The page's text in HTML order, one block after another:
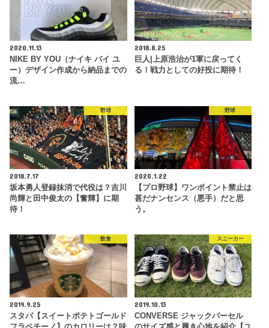
2020.11.13
NIKE BY YOU（ナイキ バイ ユ
ー）デザイン作成から納品までの
流…
2018.8.25
巨人|上原浩治が1軍に戻ってく
る！戦力としての好投に期待！
野球
2018.7.17
坂本勇人登録抹消で代役は？吉川
尚輝と田中俊太の【奮輝】に期
待！
野球
2020.1.22
【プロ野球】ワンポイント禁止は
甚だナンセンス（悪手）だと思
う。
飲食
2019.9.25
スタバ【スイートポテトゴールド
スニーカー
2019.10.13
CONVERSE ジャックパーセル